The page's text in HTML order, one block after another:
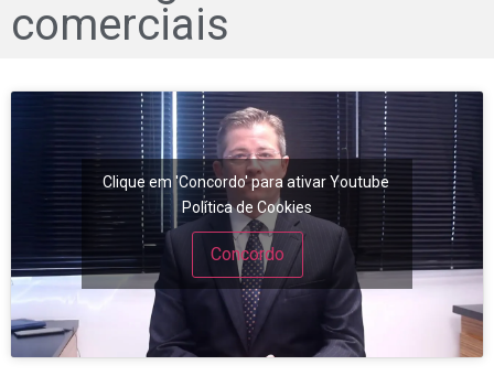
comerciais
Clique em 'Concordo' para ativar Youtube
Política de Cookies
Concordo